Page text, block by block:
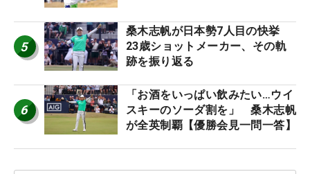
5
桑木志帆が日本勢7人目の快挙
23歳ショットメーカー、その軌
跡を振り返る
6
「お酒をいっぱい飲みたい…ウイ
スキーのソーダ割を」 桑木志帆
が全英制覇【優勝会見一問一答】